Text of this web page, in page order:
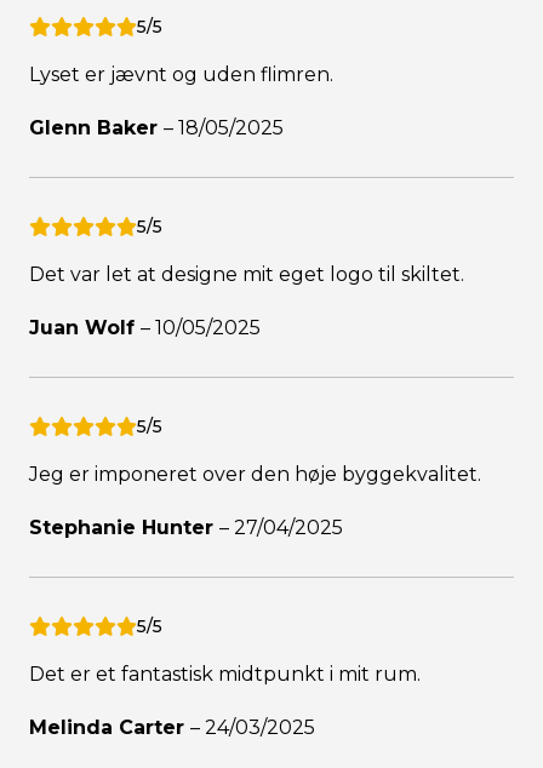
5/5
Lyset er jævnt og uden flimren.
Glenn Baker – 18/05/2025
5/5
Det var let at designe mit eget logo til skiltet.
Juan Wolf – 10/05/2025
5/5
Jeg er imponeret over den høje byggekvalitet.
Stephanie Hunter – 27/04/2025
5/5
Det er et fantastisk midtpunkt i mit rum.
Melinda Carter – 24/03/2025